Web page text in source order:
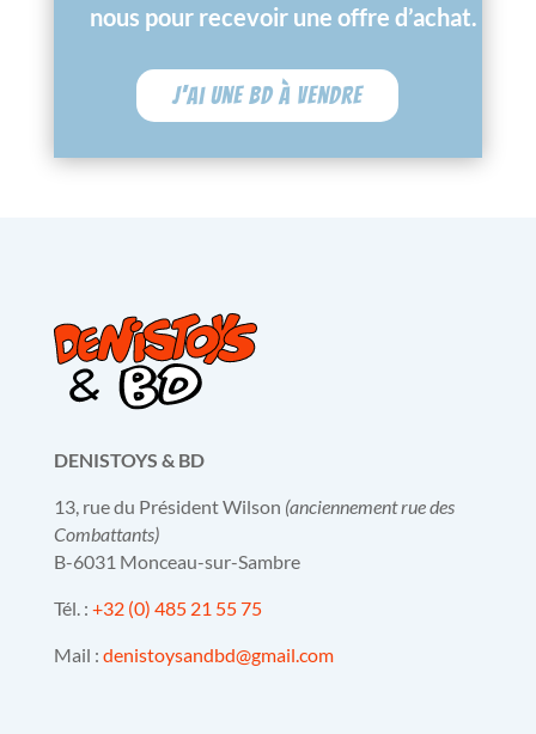
nous pour recevoir une offre d’achat.
J'ai une BD à vendre
DENISTOYS & BD
13, rue du Président Wilson (anciennement rue des
Combattants)
B-6031 Monceau-sur-Sambre
Tél. : +32 (0) 485 21 55 75
Mail : denistoysandbd@gmail.com